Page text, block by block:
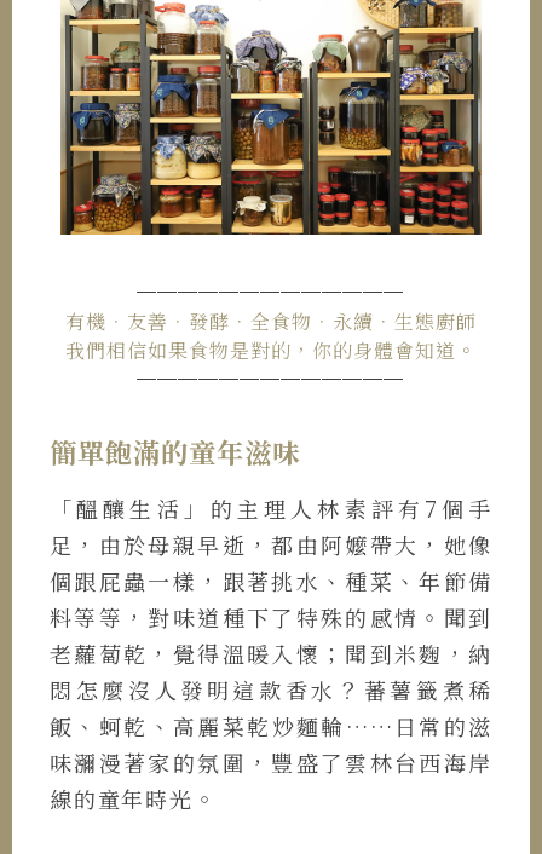
─────────────
有機．友善．發酵．全食物．永續．生態廚師
我們相信如果食物是對的，你的身體會知道。
─────────────
簡單飽滿的童年滋味
「醞釀生活」的主理人林素評有7個手
足，由於母親早逝，都由阿嬤帶大，她像
個跟屁蟲一樣，跟著挑水、種菜、年節備
料等等，對味道種下了特殊的感情。聞到
老蘿蔔乾，覺得溫暖入懷；聞到米麴，納
悶怎麼沒人發明這款香水？蕃薯籤煮稀
飯、蚵乾、高麗菜乾炒麵輪……日常的滋
味瀰漫著家的氛圍，豐盛了雲林台西海岸
線的童年時光。